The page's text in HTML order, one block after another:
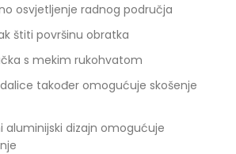
osvjetljenje radnog područja
štiti površinu obratka
s mekim rukohvatom
također omogućuje skošenje
aluminijski dizajn omogućuje